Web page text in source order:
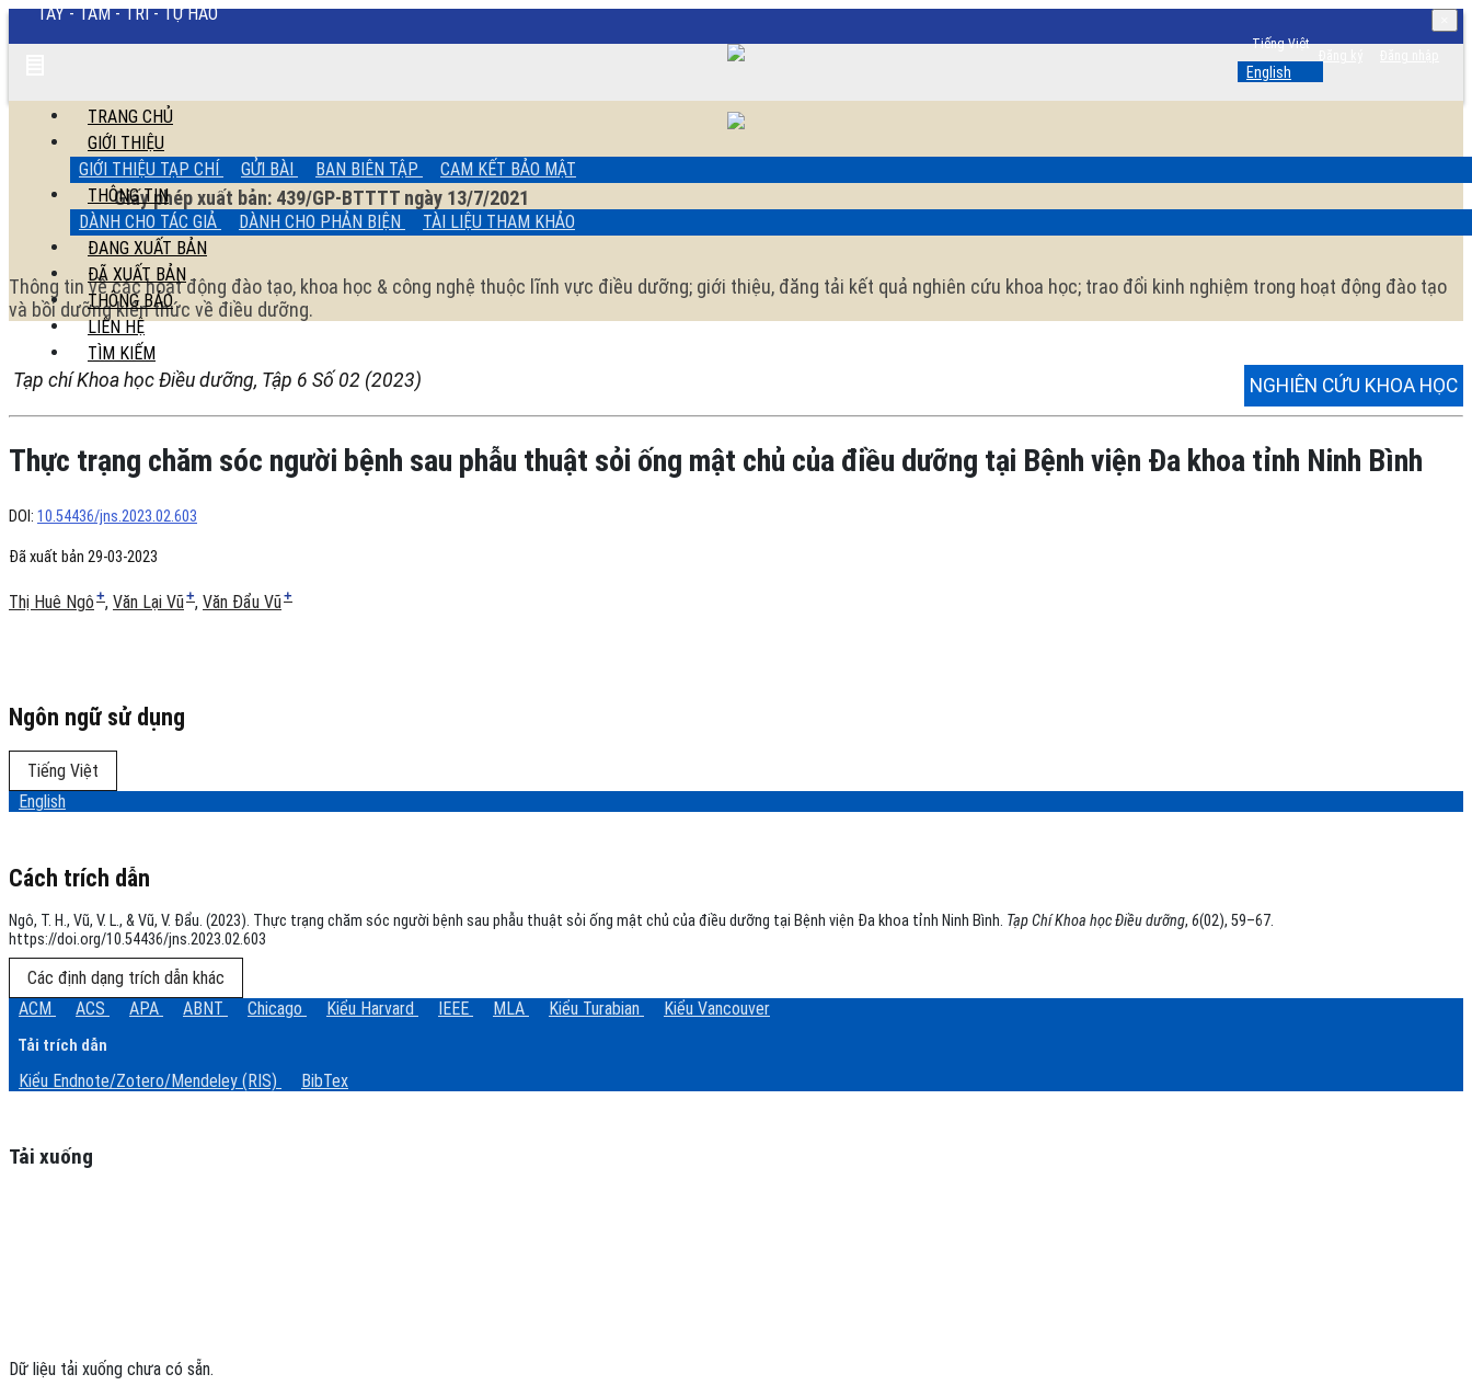
người
phẫu
mật
chủ
của
điều
tại
Đa
khoa
Ninh
TAY - TÂM - TRÍ - TỰ HÀO
Thay
đổi
ngôn
ngữ.
hiện
tại
Tiếng Việt
English
TRANG CHỦ
GIỚI THIỆU
GIỚI THIỆU TẠP CHÍ
GỬI BÀI BAN BIÊN TẬP
CAM KẾT BẢO MẬT
THÔNG TIN
DÀNH CHO TÁC GIẢ
DÀNH CHO PHẢN BIỆN
TÀI LIỆU THAM KHẢO
ĐANG XUẤT BẢN
ĐÃ XUẤT BẢN
THÔNG BÁO
LIÊN HỆ
TÌM KIẾM
Giấy phép xuất bản: 439/GP-BTTTT ngày 13/7/2021
DOI: 10.54436/jns - ISSN: 2615-9589 - e_ISSN: 2734-9632
Thông tin về các hoạt động đào tạo, khoa học & công nghệ thuộc lĩnh vực điều dưỡng; giới thiệu, đăng tải kết quả nghiên cứu khoa học; trao đổi kinh nghiệm trong hoạt động đào tạo
và bồi dưỡng kiến thức về điều dưỡng.
Tạp chí Khoa học Điều dưỡng, Tập 6 Số 02 (2023) NGHIÊN CỨU KHOA HỌC
Thực trạng chăm sóc người bệnh sau phẫu thuật sỏi ống mật chủ của điều dưỡng tại Bệnh viện Đa khoa tỉnh Ninh Bình
DOI: 10.54436/jns.2023.02.603
Đã xuất bản 29-03-2023
Thị Huê Ngô + Văn Lại Vũ+ Văn Đẩu Vũ+
Ngôn ngữ sử dụng
Tiếng Việt
English
Cách trích dẫn
Ngô, T. H., Vũ, V. L., & Vũ, V. Đẩu. (2023). Thực trạng chăm sóc người bệnh sau phẫu thuật sỏi ống mật chủ của điều dưỡng tại Bệnh viện Đa khoa tỉnh Ninh Bình. Tạp Chí Khoa học Điều dưỡng, 6(02), 59–67.
https://doi.org/10.54436/jns.2023.02.603
Các định dạng trích dẫn khác
ACM
ACS APA ABNT Chicago Kiểu Harvard IEEE MLA Kiểu Turabian Kiểu Vancouver
Tải trích dẫn
Kiểu Endnote/Zotero/Mendeley (RIS) BibTex
Tải xuống
Dữ liệu tải xuống chưa có sẵn.